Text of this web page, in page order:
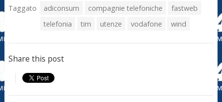
Taggato adiconsum compagnie telefoniche
fastweb
telefonia
tim utenze vodafone wind
Share this post